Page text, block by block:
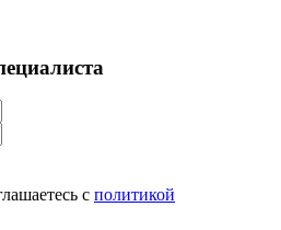
с политикой